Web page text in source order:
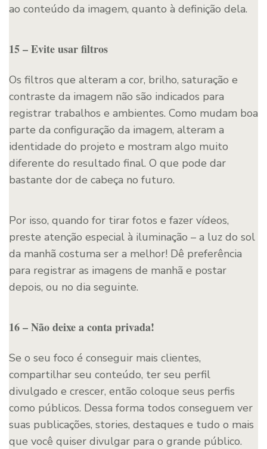
ao conteúdo da imagem, quanto à definição dela.
15 – Evite usar filtros
Os filtros que alteram a cor, brilho, saturação e
contraste da imagem não são indicados para
registrar trabalhos e ambientes. Como mudam boa
parte da configuração da imagem, alteram a
identidade do projeto e mostram algo muito
diferente do resultado final. O que pode dar
bastante dor de cabeça no futuro.
Por isso, quando for tirar fotos e fazer vídeos,
preste atenção especial à iluminação – a luz do sol
da manhã costuma ser a melhor! Dê preferência
para registrar as imagens de manhã e postar
depois, ou no dia seguinte.
16 – Não deixe a conta privada!
Se o seu foco é conseguir mais clientes,
compartilhar seu conteúdo, ter seu perfil
divulgado e crescer, então coloque seus perfis
como públicos. Dessa forma todos conseguem ver
suas publicações, stories, destaques e tudo o mais
que você quiser divulgar para o grande público.